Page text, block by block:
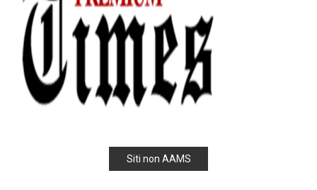
Siti non AAMS